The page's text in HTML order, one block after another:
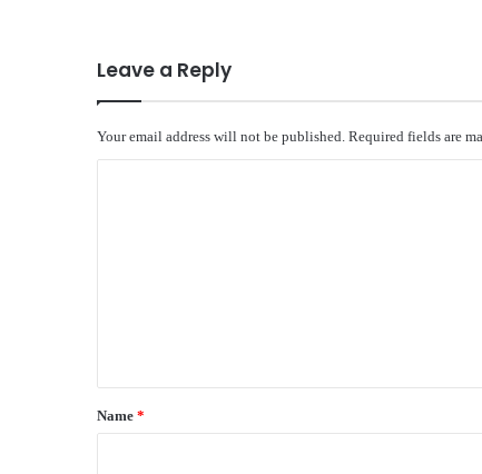
Leave a Reply
Your email address will not be published. Required fields are
*
Name *